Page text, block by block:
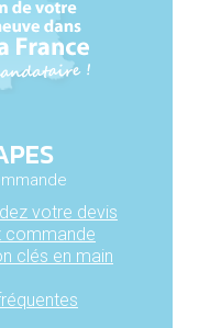
votre devis
commande
clés en main